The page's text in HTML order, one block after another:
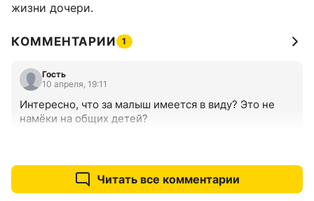
жизни дочери.
КОММЕНТАРИИ 1
Гость
10 апреля, 19:11
Интересно, что за малыш имеется в виду? Это не
намёки на общих детей?
Читать все комментарии